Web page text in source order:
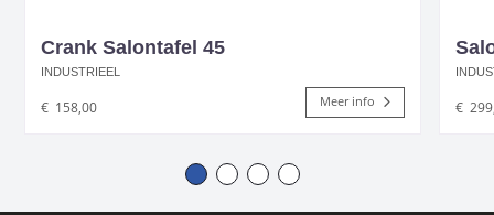
Crank Salontafel 45
INDUSTRIEEL
€ 158,00 Meer info €